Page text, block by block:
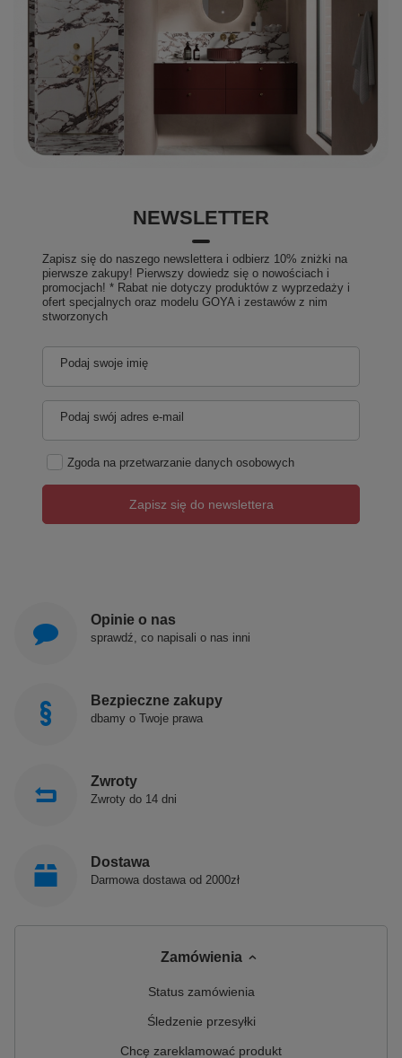
NEWSLETTER
Zapisz się do naszego newslettera i odbierz 10% zniżki na
pierwsze zakupy! Pierwszy dowiedz się o nowościach i
promocjach! * Rabat nie dotyczy produktów z wyprzedaży i
ofert specjalnych oraz modelu GOYA i zestawów z nim
stworzonych
Podaj swoje imię
Podaj swój adres e-mail
Zgoda na przetwarzanie danych osobowych
Zapisz się do newslettera
Opinie o nas
sprawdź, co napisali o nas inni
Bezpieczne zakupy
dbamy o Twoje prawa
Zwroty
Zwroty do 14 dni
Dostawa
Darmowa dostawa od 2000zł
Zamówienia
Status zamówienia
Śledzenie przesyłki
Chcę zareklamować produkt